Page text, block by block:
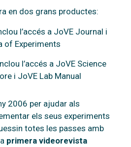
en dos grans productes:
l’accés a JoVE Journal i
of Experiments
l’accés a JoVE Science
i JoVE Lab Manual
2006 per ajudar als
els seus experiments
totes les passes amb
primera videorevista